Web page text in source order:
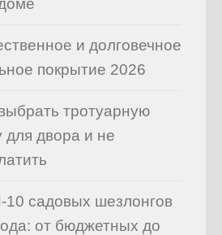
и долговечное
покрытие 2026
тротуарную
для двора и не
садовых шезлонгов
от бюджетных до